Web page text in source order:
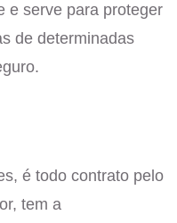
e serve para proteger
de determinadas
é todo contrato pelo
tem a